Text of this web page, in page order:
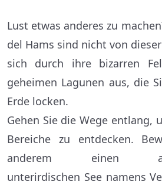
Lust etwas anderes zu
del Hams sind nicht von
sich durch ihre bizarren
geheimen Lagunen aus, die
Erde locken.
Gehen Sie die Wege entlang,
Bereiche zu entdecken.
anderem einen
unterirdischen See namens